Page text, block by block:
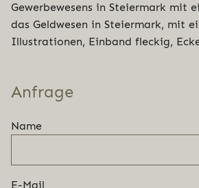
Gewerbewesens in Steiermark mit
das Geldwesen in Steiermark, mit
Illustrationen, Einband fleckig,
Anfrage
Name
E-Mail